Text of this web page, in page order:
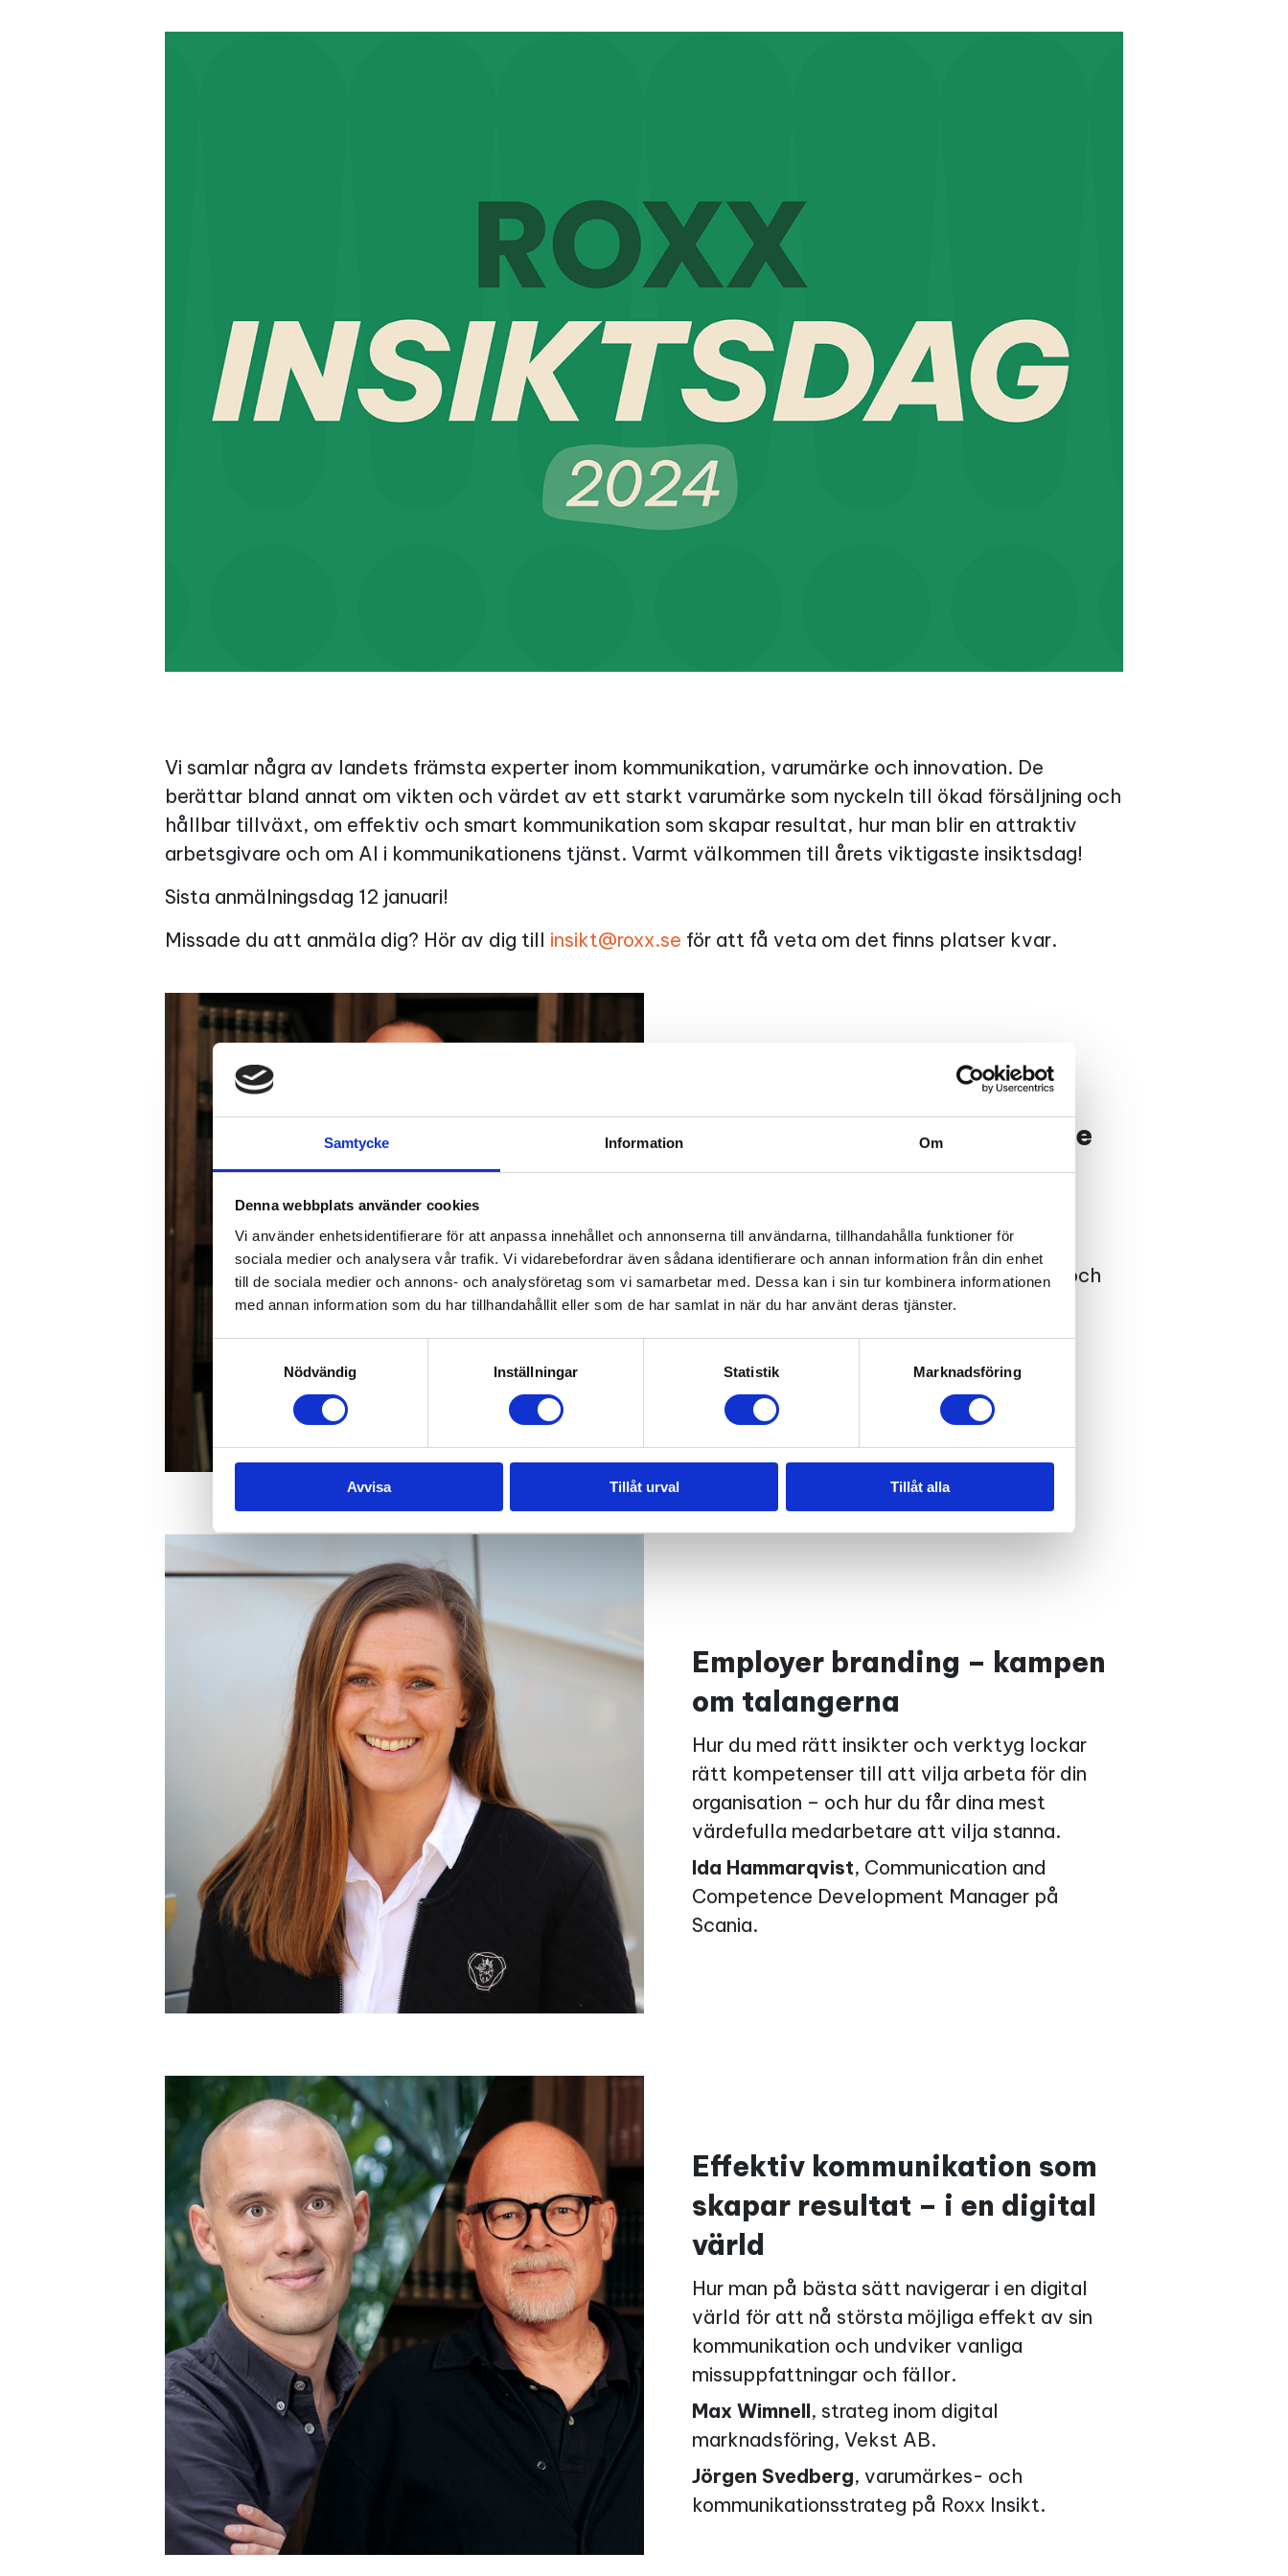
Samtycke Information Om
Denna webbplats använder cookies
Vi använder enhetsidentifierare för att anpassa innehållet och annonserna till användarna, tillhandahålla funktioner för
sociala medier och analysera vår trafik. Vi vidarebefordrar även sådana identifierare och annan information från din enhet
till de sociala medier och annons- och analysföretag som vi samarbetar med. Dessa kan i sin tur kombinera informationen
med annan information som du har tillhandahållit eller som de har samlat in när du har använt deras tjänster.
Nödvändig
Inställningar Statistik Marknadsföring
Avvisa Tillåt urval Tillåt alla
Vi samlar några av landets främsta experter inom kommunikation, varumärke och innovation. De
berättar bland annat om vikten och värdet av ett starkt varumärke som nyckeln till ökad försäljning och
hållbar tillväxt, om effektiv och smart kommunikation som skapar resultat, hur man blir en attraktiv
arbetsgivare och om AI i kommunikationens tjänst. Varmt välkommen till årets viktigaste insiktsdag!
Sista anmälningsdag 12 januari!
Missade du att anmäla dig? Hör av dig till insikt@roxx.se för att få veta om det finns platser kvar.
Varumärket – din viktigaste
tillgång för framgång
värdeskapande tillgång för stärkt
konkurrenskraft, effektiv kommunikation och
ökat medarbetarengagemang.
Sebastian Thelin, varumärkesstrateg och
affärschef för Roxx Insikt
Employer branding – kampen
om talangerna
Hur du med rätt insikter och verktyg lockar
rätt kompetenser till att vilja arbeta för din
organisation – och hur du får dina mest
värdefulla medarbetare att vilja stanna.
Ida Hammarqvist, Communication and
Competence Development Manager på
Scania.
Effektiv kommunikation som
skapar resultat – i en digital
värld
Hur man på bästa sätt navigerar i en digital
värld för att nå största möjliga effekt av sin
kommunikation och undviker vanliga
missuppfattningar och fällor.
Max Wimnell, strateg inom digital
marknadsföring, Vekst AB.
Jörgen Svedberg, varumärkes- och
kommunikationsstrateg på Roxx Insikt.